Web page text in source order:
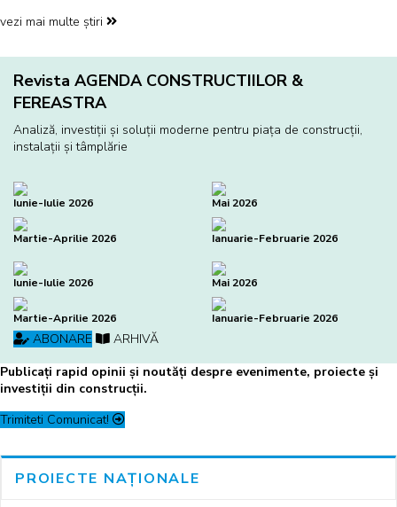
vezi mai multe știri
Revista AGENDA CONSTRUCTIILOR &
FEREASTRA
Analiză, investiţii și soluţii moderne pentru piaţa de construcţii,
instalaţii și tâmplărie
Iunie-Iulie 2026 Mai 2026
Martie-Aprilie 2026 Ianuarie-Februarie 2026
Iunie-Iulie 2026 Mai 2026
Martie-Aprilie 2026 Ianuarie-Februarie 2026
ABONARE
ARHIVĂ
Publicați rapid opinii și noutăți despre evenimente, proiecte și
investiții din construcții.
Trimiteti Comunicat!
PROIECTE NAȚIONALE